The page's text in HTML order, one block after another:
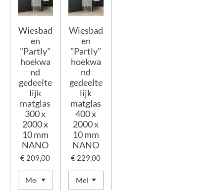
Wiesbad
en
"Partly"
hoekwa
nd
gedeelte
lijk
matglas
300 x
2000 x
10 mm
NANO
€ 209,00
Wiesbad
en
"Partly"
hoekwa
nd
gedeelte
lijk
matglas
400 x
2000 x
10 mm
NANO
€ 229,00